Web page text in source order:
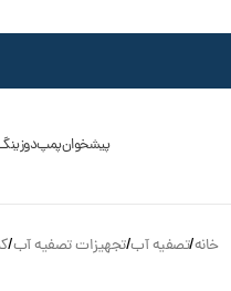
پیشخوانپمپ
خانه/تصفیه آب/تجهیزات تصفیه آب/